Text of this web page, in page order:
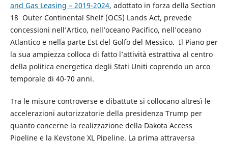
and Gas Leasing – 2019-2024, adottato in forza della Section
18 Outer Continental Shelf (OCS) Lands Act, prevede
concessioni nell’Artico, nell’oceano Pacifico, nell’oceano
Atlantico e nella parte Est del Golfo del Messico. Il Piano per
la sua ampiezza colloca di fatto l’attività estrattiva al centro
della politica energetica degli Stati Uniti coprendo un arco
temporale di 40-70 anni.
Tra le misure controverse e dibattute si collocano altresì le
accelerazioni autorizzatorie della presidenza Trump per
quanto concerne la realizzazione della Dakota Access
Pipeline e la Keystone XL Pipeline. La prima attraversa